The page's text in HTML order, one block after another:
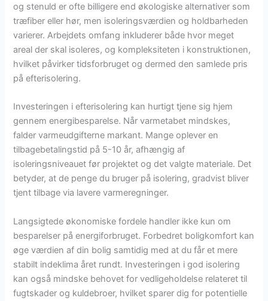
og stenuld er ofte billigere end økologiske alternativer som
træfiber eller hør, men isoleringsværdien og holdbarheden
varierer. Arbejdets omfang inkluderer både hvor meget
areal der skal isoleres, og kompleksiteten i konstruktionen,
hvilket påvirker tidsforbruget og dermed den samlede pris
på efterisolering.
Investeringen i efterisolering kan hurtigt tjene sig hjem
gennem energibesparelse. Når varmetabet mindskes,
falder varmeudgifterne markant. Mange oplever en
tilbagebetalingstid på 5-10 år, afhængig af
isoleringsniveauet før projektet og det valgte materiale. Det
betyder, at de penge du bruger på isolering, gradvist bliver
tjent tilbage via lavere varmeregninger.
Langsigtede økonomiske fordele handler ikke kun om
besparelser på energiforbruget. Forbedret boligkomfort kan
øge værdien af din bolig samtidig med at du får et mere
stabilt indeklima året rundt. Investeringen i god isolering
kan også mindske behovet for vedligeholdelse relateret til
fugtskader og kuldebroer, hvilket sparer dig for potentielle